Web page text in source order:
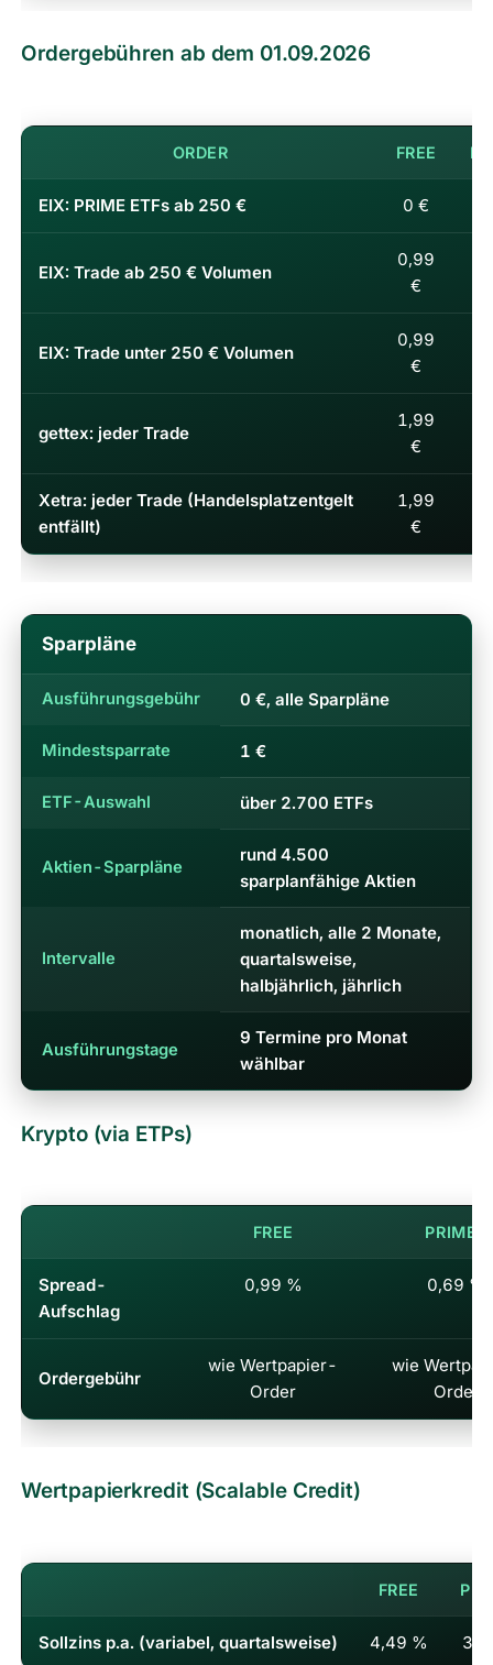
Ordergebühren ab dem 01.09.2026
Ordergebühren ab dem 01.09.2026
ORDER FREE
EIX: PRIME ETFs ab 250 € 0 €
EIX: Trade ab 250 € Volumen
0,99
€
EIX: Trade unter 250 € Volumen
0,99
€
gettex: jeder Trade
1,99
€
Xetra: jeder Trade (Handelsplatzentgelt
entfällt)
1,99
€
Sparpläne
Ausführungsgebühr 0 €, alle Sparpläne
Mindestsparrate 1 €
ETF-Auswahl über 2.700 ETFs
Aktien-Sparpläne
rund 4.500
sparplanfähige Aktien
Intervalle
monatlich, alle 2 Monate,
quartalsweise,
halbjährlich, jährlich
Ausführungstage
9 Termine pro Monat
wählbar
Krypto (via ETPs)
Krypto (via ETPs)
FREE PRIME+
Spread-
Aufschlag
0,99 % 0,69 %
Ordergebühr
wie Wertpapier-
Order
wie
Order
Wertpapierkredit (Scalable Credit)
Wertpapierkredit (Scalable Credit)
FREE
Sollzins p.a. (variabel, quartalsweise) 4,49 %